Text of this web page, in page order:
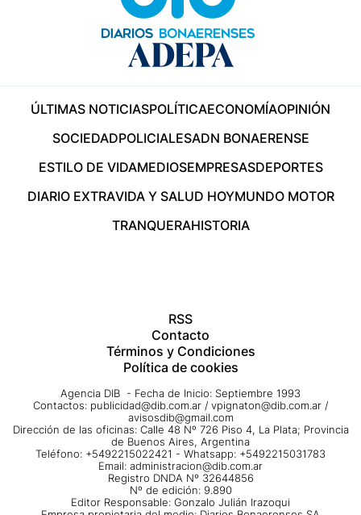
ÚLTIMAS NOTICIASPOLÍTICAECONOMÍAOPINIÓN
SOCIEDADPOLICIALESADN BONAERENSE
ESTILO DE VIDAMEDIOSEMPRESASDEPORTES
DIARIO EXTRAVIDA Y SALUD HOYMUNDO MOTOR
TRANQUERAHISTORIA
RSS
Contacto
Términos y Condiciones
Política de cookies
Agencia DIB - Fecha de Inicio: Septiembre 1993
Contactos: publicidad@dib.com.ar / vpignaton@dib.com.ar /
avisosdib@gmail.com
Dirección de las oficinas: Calle 48 Nº 726 Piso 4, La Plata; Provincia
de Buenos Aires, Argentina
Teléfono: +5492215022421 - Whatsapp: +5492215031783
Email: administracion@dib.com.ar
Registro DNDA Nº 32644856
Nº de edición: 9.890
Editor Responsable: Gonzalo Julián Irazoqui